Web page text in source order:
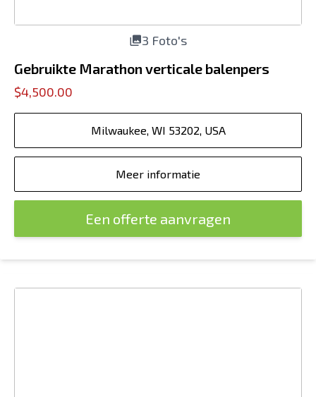
3 Foto's
Gebruikte Marathon verticale balenpers
$4,500.00
Milwaukee, WI 53202, USA
Meer informatie
Een offerte aanvragen